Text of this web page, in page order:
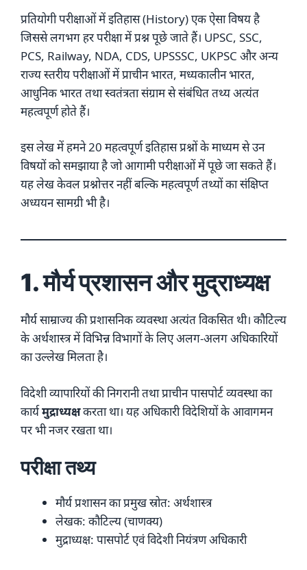
प्रतियोगी परीक्षाओं में इतिहास (History) एक ऐसा विषय है
जिससे लगभग हर परीक्षा में प्रश्न पूछे जाते हैं। UPSC, SSC,
PCS, Railway, NDA, CDS, UPSSSC, UKPSC और अन्य
राज्य स्तरीय परीक्षाओं में प्राचीन भारत, मध्यकालीन भारत,
आधुनिक भारत तथा स्वतंत्रता संग्राम से संबंधित तथ्य अत्यंत
महत्वपूर्ण होते हैं।
इस लेख में हमने 20 महत्वपूर्ण इतिहास प्रश्नों के माध्यम से उन
विषयों को समझाया है जो आगामी परीक्षाओं में पूछे जा सकते हैं।
यह लेख केवल प्रश्नोत्तर नहीं बल्कि महत्वपूर्ण तथ्यों का संक्षिप्त
अध्ययन सामग्री भी है।
1. मौर्य प्रशासन और मुद्राध्यक्ष
मौर्य साम्राज्य की प्रशासनिक व्यवस्था अत्यंत विकसित थी। कौटिल्य
के अर्थशास्त्र में विभिन्न विभागों के लिए अलग-अलग अधिकारियों
का उल्लेख मिलता है।
विदेशी व्यापारियों की निगरानी तथा प्राचीन पासपोर्ट व्यवस्था का
कार्यमुद्राध्यक्षकरता था। यह अधिकारी विदेशियों के आवागमन
पर भी नजर रखता था।
परीक्षा तथ्य
मौर्य प्रशासन का प्रमुख स्रोत: अर्थशास्त्र
लेखक: कौटिल्य (चाणक्य)
मुद्राध्यक्ष: पासपोर्ट एवं विदेशी नियंत्रण अधिकारी